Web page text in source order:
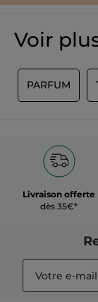
Voir
PARFUM
Livraison offerte
dès 35€*